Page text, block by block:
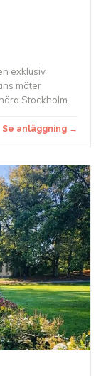
exklusiv
möter
Stockholm.
Se anläggning →